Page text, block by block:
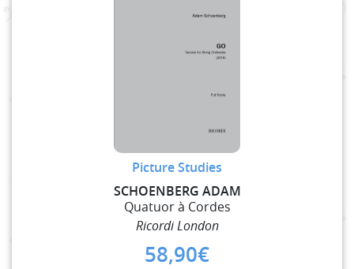
Picture Studies
SCHOENBERG ADAM
Quatuor à Cordes
Ricordi London
58,90€